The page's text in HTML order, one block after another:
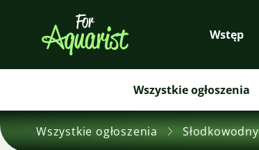
Wstęp
Wszystkie ogłoszenia
Wszystkie ogłoszenia Słodkowodny